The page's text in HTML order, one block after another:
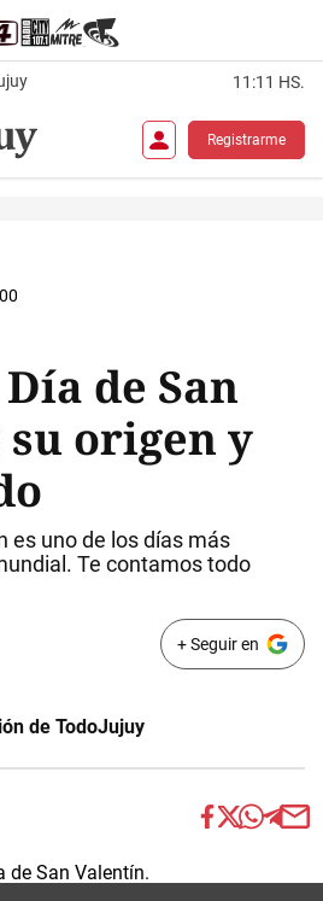
11:11 HS.
Registrarme
de San
origen y
es uno de los días más
Te contamos todo
+ Seguir en
de TodoJujuy